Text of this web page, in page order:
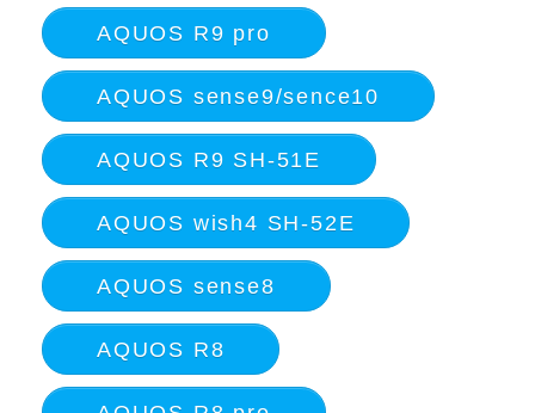
AQUOS R9 pro
AQUOS sense9/sence10
AQUOS R9 SH-51E
AQUOS wish4 SH-52E
AQUOS sense8
AQUOS R8